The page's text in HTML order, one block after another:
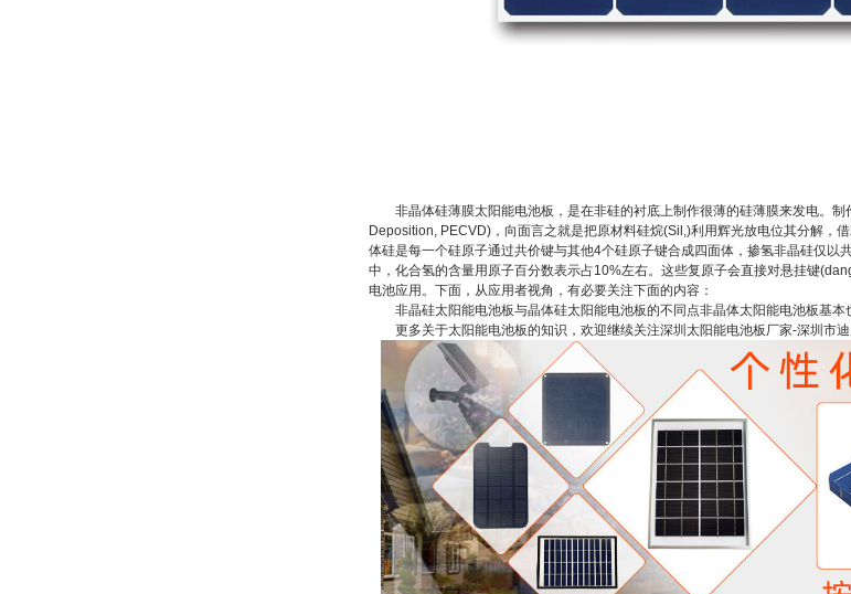
非晶体硅薄膜太阳能电池板，是在非硅的衬底上制作很薄的硅薄膜来发电。
Deposition, PECVD)，向面言之就是把原材料硅烷(Sil,)利用辉光放电位其分解，
体硅是每一个硅原子通过共价键与其他4个硅原子键合成四面体，掺氢非晶硅仅
中，化合氢的含量用原子百分数表示占10%左右。这些复原子会直接对悬挂键
电池应用。下面，从应用者视角，有必要关注下面的内容：
非晶硅太阳能电池板与晶体硅太阳能电池板的不同点非晶体太阳能电池板基本
更多关于太阳能电池板的知识，欢迎继续关注深圳太阳能电池板厂家-深圳市